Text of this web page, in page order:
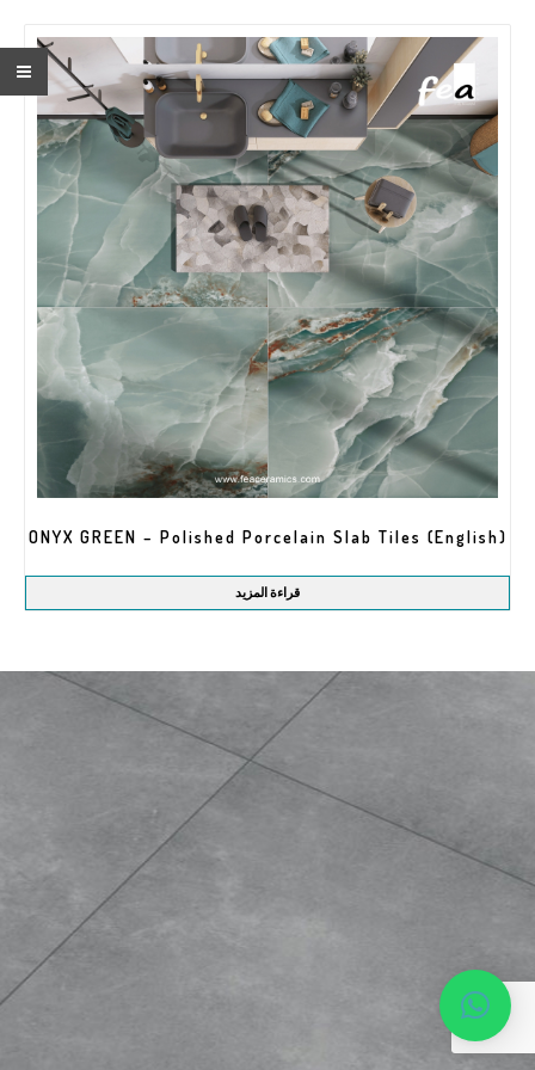
(English) ONYX GREEN – Polished Porcelain Slab Tiles
قراءة المزيد